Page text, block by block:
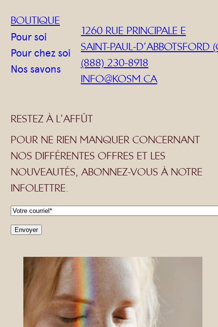
BOUTIQUE
Pour soi
Pour chez soi
Nos savons
1260 RUE PRINCIPALE E
SAINT-PAUL-D’ABBOTSFORD
(888) 230-8918
INFO@KOSM.CA
RESTEZ À L’AFFÛT
POUR NE RIEN MANQUER CONCERNANT
NOS DIFFÉRENTES OFFRES ET LES
NOUVEAUTÉS, ABONNEZ-VOUS À NOTRE
INFOLETTRE.
C
oEnvoyer